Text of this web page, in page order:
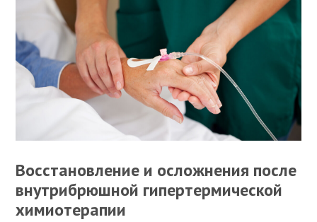
Восстановление и осложнения после
внутрибрюшной гипертермической
химиотерапии